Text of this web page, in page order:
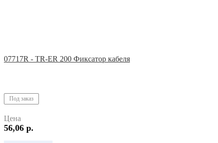
07717R - TR-ER 200 Фиксатор кабеля
Под заказ
Цена
56,06 р.